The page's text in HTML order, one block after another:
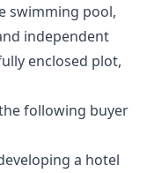
swimming pool,
independent
enclosed plot,
following buyer
a hotel